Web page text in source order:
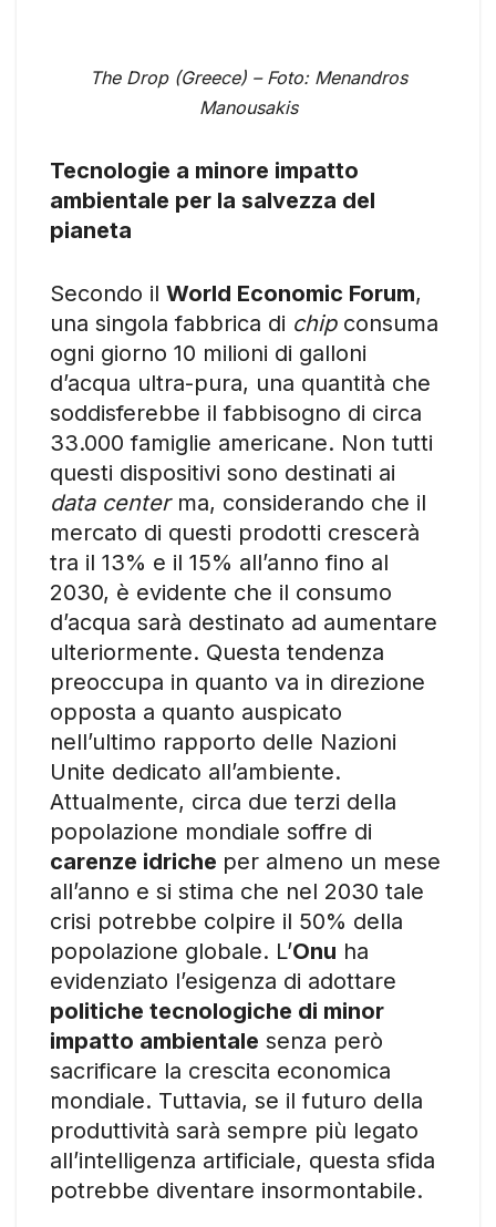
The Drop (Greece) – Foto: Menandros
Manousakis
Tecnologie a minore impatto
ambientale per la salvezza del
pianeta
Secondo il World Economic Forum,
una singola fabbrica di chipconsuma
ogni giorno 10 milioni di galloni
d’acqua ultra-pura, una quantità che
soddisferebbe il fabbisogno di circa
33.000 famiglie americane. Non tutti
questi dispositivi sono destinati ai
data centerma, considerando che il
mercato di questi prodotti crescerà
tra il 13% e il 15% all’anno fino al
2030, è evidente che il consumo
d’acqua sarà destinato ad aumentare
ulteriormente. Questa tendenza
preoccupa in quanto va in direzione
opposta a quanto auspicato
nell’ultimo rapporto delle Nazioni
Unite dedicato all’ambiente.
Attualmente, circa due terzi della
popolazione mondiale soffre di
carenze idriche per almeno un mese
all’anno e si stima che nel 2030 tale
crisi potrebbe colpire il 50% della
popolazione globale. L’Onu ha
evidenziato l’esigenza di adottare
politiche tecnologiche di minor
impatto ambientale senza però
sacrificare la crescita economica
mondiale. Tuttavia, se il futuro della
produttività sarà sempre più legato
all’intelligenza artificiale, questa sfida
potrebbe diventare insormontabile.